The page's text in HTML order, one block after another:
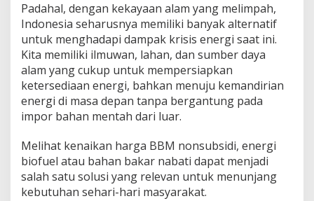
Padahal, dengan kekayaan alam yang melimpah,
Indonesia seharusnya memiliki banyak alternatif
untuk menghadapi dampak krisis energi saat ini.
Kita memiliki ilmuwan, lahan, dan sumber daya
alam yang cukup untuk mempersiapkan
ketersediaan energi, bahkan menuju kemandirian
energi di masa depan tanpa bergantung pada
impor bahan mentah dari luar.
Melihat kenaikan harga BBM nonsubsidi, energi
biofuel atau bahan bakar nabati dapat menjadi
salah satu solusi yang relevan untuk menunjang
kebutuhan sehari-hari masyarakat.